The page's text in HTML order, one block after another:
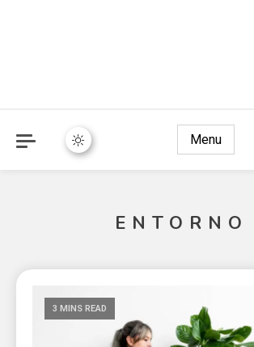
Menu
ENTORNO
3 MINS READ